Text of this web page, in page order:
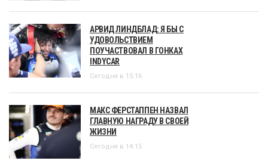
АРВИД ЛИНДБЛАД: Я БЫ С
УДОВОЛЬСТВИЕМ
ПОУЧАСТВОВАЛ В ГОНКАХ
INDYCAR
Сегодня в 15:16
МАКС ФЕРСТАППЕН НАЗВАЛ
ГЛАВНУЮ НАГРАДУ В СВОЕЙ
ЖИЗНИ
Сегодня в 14:15